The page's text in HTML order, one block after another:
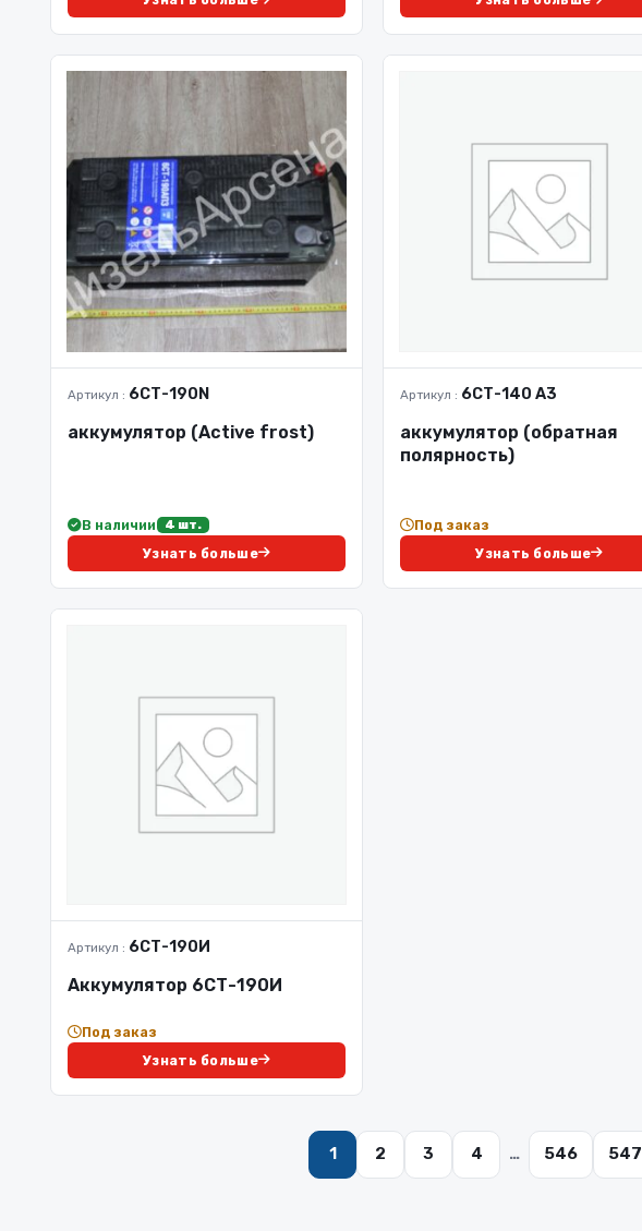
Артикул : 6СТ-190N
аккумулятор (Active frost)
В наличии 4 шт.
Узнать больше
Артикул : 6СТ-140 А3
аккумулятор (обратная
полярность)
Под заказ
Узнать больше
Артикул : 6СТ-190И
Аккумулятор 6СТ-190И
Под заказ
Узнать больше
1 2 3 4 … 546 547